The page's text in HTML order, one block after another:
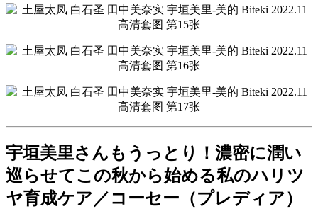
宇垣美里さんもうっとり！濃密に潤い
巡らせてこの秋から始める私のハリツ
ヤ育成ケア／コーセー（プレディア）